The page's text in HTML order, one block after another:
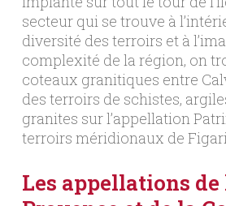
secteur qui se trouve à
diversité des terroirs et à
complexité de la région, on
coteaux granitiques entre
des terroirs de schistes,
granites sur l’appellation
terroirs méridionaux de Figari…
Les appellations de